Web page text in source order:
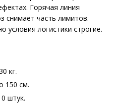
Горячая линия
снимает часть лимитов.
условия логистики строгие.
кг.
150 см.
штук.